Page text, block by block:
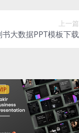
上一篇
大数据PPT模板下载